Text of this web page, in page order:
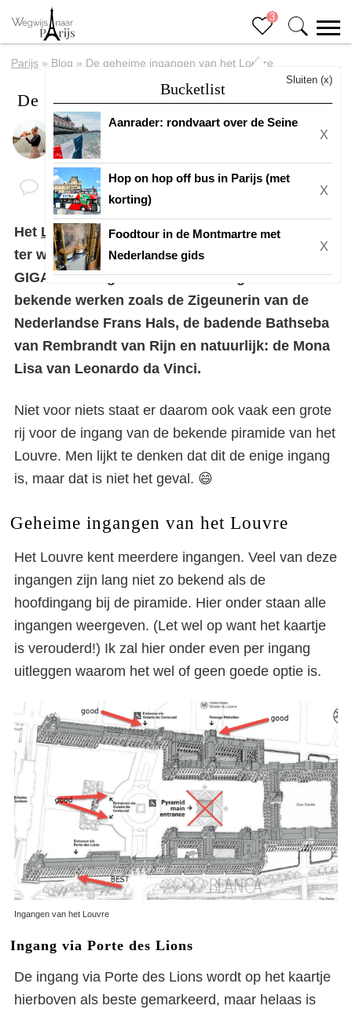
3
Bucketlist
Sluiten (x)
Aanrader: rondvaart over de Seine
X
Hop on hop off bus in Parijs (met
korting)
X
Foodtour in de Montmartre met
Nederlandse gids
X
Parijs » Blog » De geheime ingangen van het Louvre
De geheime ingangen van het Louvre
DoorEline
Het Louvreis een van de meest bekende musea
ter wereld en dat is niet voor niets. Het is
GIGANTISCH groot en het herbergt vele
bekende werken zoals de Zigeunerin van de
Nederlandse Frans Hals, de badende Bathseba
van Rembrandt van Rijn en natuurlijk: de Mona
Lisa van Leonardo da Vinci.
Niet voor niets staat er daarom ook vaak een grote
rij voor de ingang van de bekende piramide van het
Louvre. Men lijkt te denken dat dit de enige ingang
is, maar dat is niet het geval. 😄
Geheime ingangen van het Louvre
Het Louvre kent meerdere ingangen. Veel van deze
ingangen zijn lang niet zo bekend als de
hoofdingang bij de piramide. Hier onder staan alle
ingangen weergeven. (Let wel op want het kaartje
is verouderd!) Ik zal hier onder even per ingang
uitleggen waarom het wel of geen goede optie is.
Ingangen van het Louvre
Ingang via Porte des Lions
De ingang via Porte des Lions wordt op het kaartje
hierboven als beste gemarkeerd, maar helaas is